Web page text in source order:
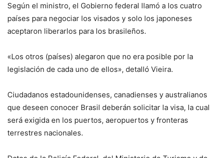
Según el ministro, el Gobierno federal llamó a los cuatro
países para negociar los visados y solo los japoneses
aceptaron liberarlos para los brasileños.
«Los otros (países) alegaron que no era posible por la
legislación de cada uno de ellos», detalló Vieira.
Ciudadanos estadounidenses, canadienses y australianos
que deseen conocer Brasil deberán solicitar la visa, la cual
será exigida en los puertos, aeropuertos y fronteras
terrestres nacionales.